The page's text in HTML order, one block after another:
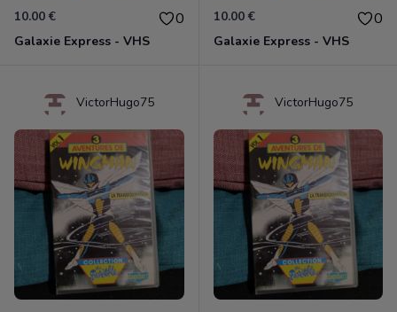
10.00 € 0
Galaxie Express - VHS
10.00 € 0
Galaxie Express - VHS
VictorHugo75 VictorHugo75